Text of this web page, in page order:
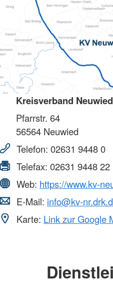
Kreisverband
Pfarrstr. 64
56564 Neuwied
Telefon: 02631 9448 0
Telefax: 02631 9448 22
Web: https://www.kv-
E-Mail: info@kv-
Karte: Link zur Google